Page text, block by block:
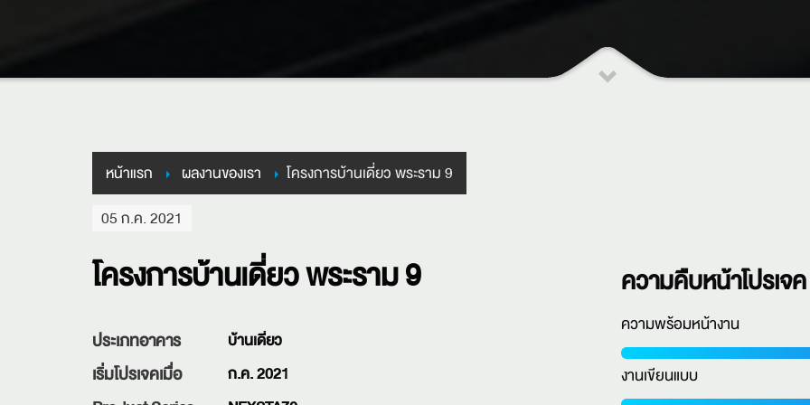
หน้าแรก ผลงานของเรา
โครงการบ้านเดี่ยว พระราม 9
05 ก.ค. 2021
โครงการบ้านเดี่ยว พระราม 9
ประเภทอาคาร บ้านเดี่ยว
เริ่มโปรเจคเมื่อ ก.ค. 2021
ความคืบหน้าโปรเจค
ความพร้อมหน้างาน
งานเขียนแบบ